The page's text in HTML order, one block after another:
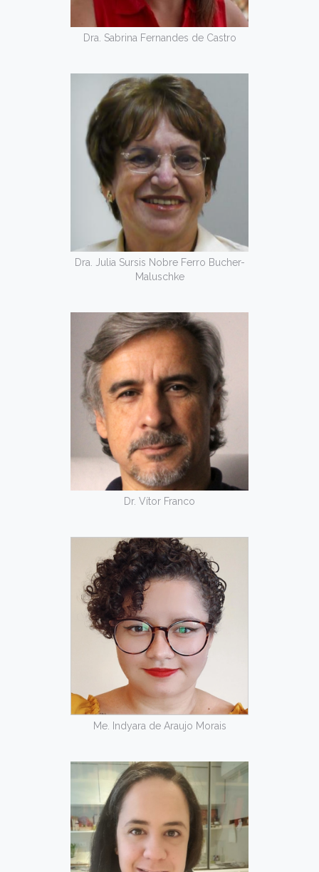
Dra. Sabrina Fernandes de Castro
Dra. Julia Sursis Nobre Ferro Bucher-
Maluschke
Dr. Vítor Franco
Me. Indyara de Araujo Morais